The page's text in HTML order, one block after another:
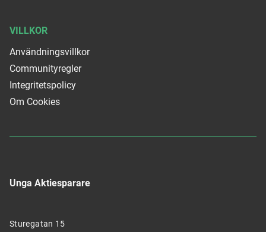
Unga Aktiesparare
Sturegatan 15
VILLKOR
Användningsvillkor
Communityregler
Integritetspolicy
Om Cookies